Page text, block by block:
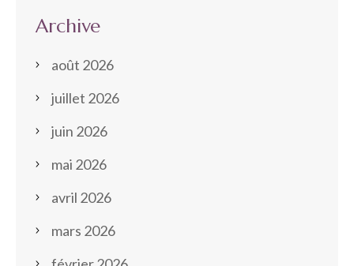
Archive
août 2026
juillet 2026
juin 2026
mai 2026
avril 2026
mars 2026